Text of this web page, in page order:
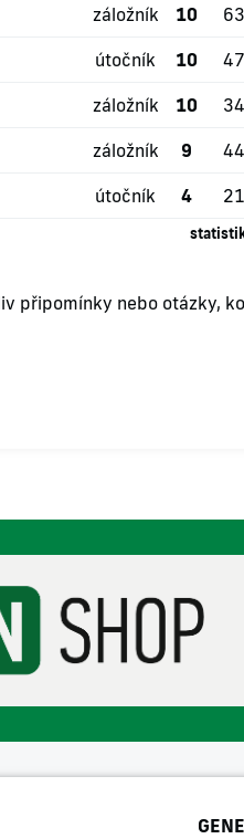
záložník 10
útočník 10
záložník 10
záložník 9
útočník 4
připomínky nebo otázky,